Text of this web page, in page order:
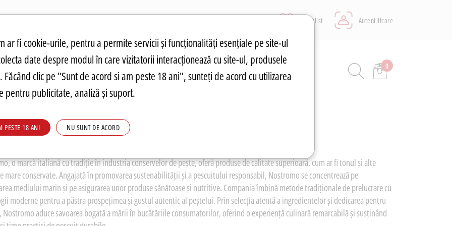
cookie-uri
ar fi cookie-urile, pentru a permite servicii și funcționalități esențiale pe site-ul
date despre modul în care vizitatorii interacționează cu site-ul, produsele
Făcând clic pe "Sunt de acord si am peste 18 ani", sunteți de acord cu utilizarea
pentru publicitate, analiză și suport.
PESTE 18 ANI NU SUNT DE ACORD
Wishlist Autentificare
PREȚURI FIERBINȚI PARMA FOOD PARMA DRINKS CASA&AUTO 0
o marcă italiană cu tradiție în industria conservelor de pește, oferă produse de calitate superioară, cum ar fi tonul și alte
mare conservate. Angajată în promovarea sustenabilității și a pescuitului responsabil, Nostromo se concentrează pe
mediului marin și pe asigurarea unor produse sănătoase și nutritive. Compania îmbină metode tradiționale de prelucrare cu
moderne pentru a păstra prospețimea și gustul autentic al peștelui. Prin selecția atentă a ingredientelor și dedicarea pentru
Nostromo aduce savoarea bogată a mării în bucătăriile consumatorilor, oferind o experiență culinară remarcabilă și susținând